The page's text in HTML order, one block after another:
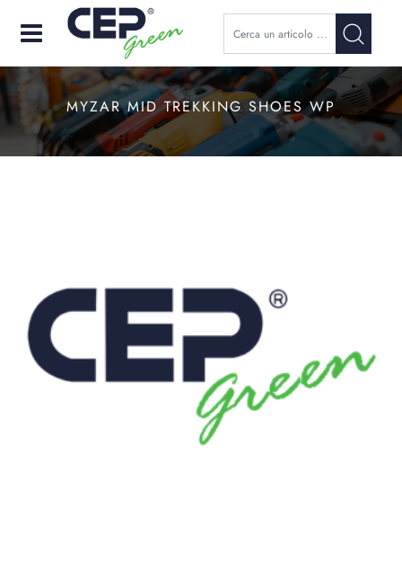
Open
MYZAR MID TREKKING SHOES WP